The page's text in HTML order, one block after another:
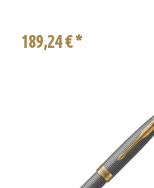
189,24 € *